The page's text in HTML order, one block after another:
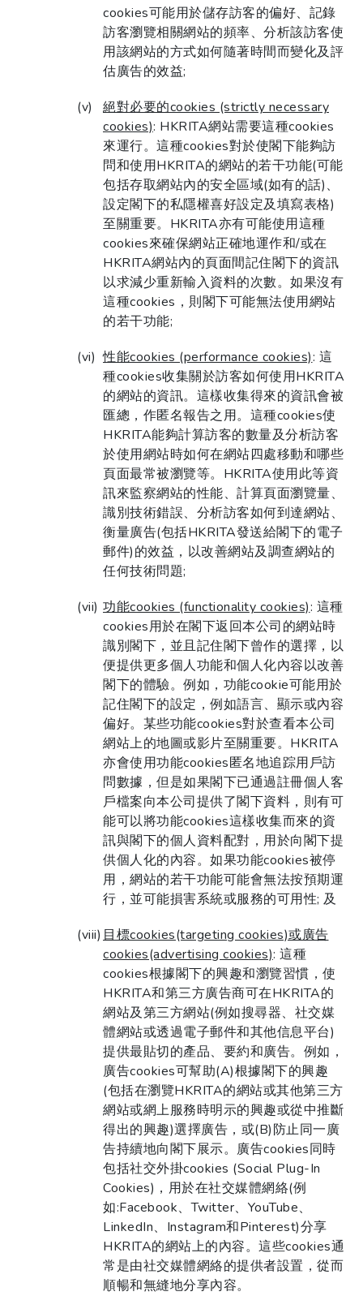
cookies可能用於儲存訪客的偏好、記錄
訪客瀏覽相關網站的頻率、分析該訪客使
用該網站的方式如何隨著時間而變化及評
估廣告的效益;
絕對必要的cookies (strictly necessary
cookies): HKRITA網站需要這種cookies
來運行。這種cookies對於使閣下能夠訪
問和使用HKRITA的網站的若干功能(可能
包括存取網站內的安全區域(如有的話)、
設定閣下的私隱權喜好設定及填寫表格)
至關重要。HKRITA亦有可能使用這種
cookies來確保網站正確地運作和/或在
HKRITA網站內的頁面間記住閣下的資訊
以求減少重新輸入資料的次數。如果沒有
這種cookies，則閣下可能無法使用網站
的若干功能;
性能cookies (performance cookies): 這
種cookies收集關於訪客如何使用HKRITA
的網站的資訊。這樣收集得來的資訊會被
匯總，作匿名報告之用。這種cookies使
HKRITA能夠計算訪客的數量及分析訪客
於使用網站時如何在網站四處移動和哪些
頁面最常被瀏覽等。HKRITA使用此等資
訊來監察網站的性能、計算頁面瀏覽量、
識別技術錯誤、分析訪客如何到達網站、
衡量廣告(包括HKRITA發送給閣下的電子
郵件)的效益，以改善網站及調查網站的
任何技術問題;
功能cookies (functionality cookies): 這種
cookies用於在閣下返回本公司的網站時
識別閣下，並且記住閣下曾作的選擇，以
便提供更多個人功能和個人化內容以改善
閣下的體驗。例如，功能cookie可能用於
記住閣下的設定，例如語言、顯示或內容
偏好。某些功能cookies對於查看本公司
網站上的地圖或影片至關重要。HKRITA
亦會使用功能cookies匿名地追踪用戶訪
問數據，但是如果閣下已通過註冊個人客
戶檔案向本公司提供了閣下資料，則有可
能可以將功能cookies這樣收集而來的資
訊與閣下的個人資料配對，用於向閣下提
供個人化的內容。如果功能cookies被停
用，網站的若干功能可能會無法按預期運
行，並可能損害系統或服務的可用性; 及
目標cookies(targeting cookies)或廣告
cookies(advertising cookies): 這種
cookies根據閣下的興趣和瀏覽習慣，使
HKRITA和第三方廣告商可在HKRITA的
網站及第三方網站(例如搜尋器、社交媒
體網站或透過電子郵件和其他信息平台)
提供最貼切的產品、要約和廣告。例如，
廣告cookies可幫助(A)根據閣下的興趣
(包括在瀏覽HKRITA的網站或其他第三方
網站或網上服務時明示的興趣或從中推斷
得出的興趣)選擇廣告，或(B)防止同一廣
告持續地向閣下展示。廣告cookies同時
包括社交外掛cookies (Social Plug-In
Cookies)，用於在社交媒體網絡(例
如:Facebook、Twitter、YouTube、
LinkedIn、Instagram和Pinterest)分享
HKRITA的網站上的內容。這些cookies通
常是由社交媒體網絡的提供者設置，從而
順暢和無縫地分享內容。